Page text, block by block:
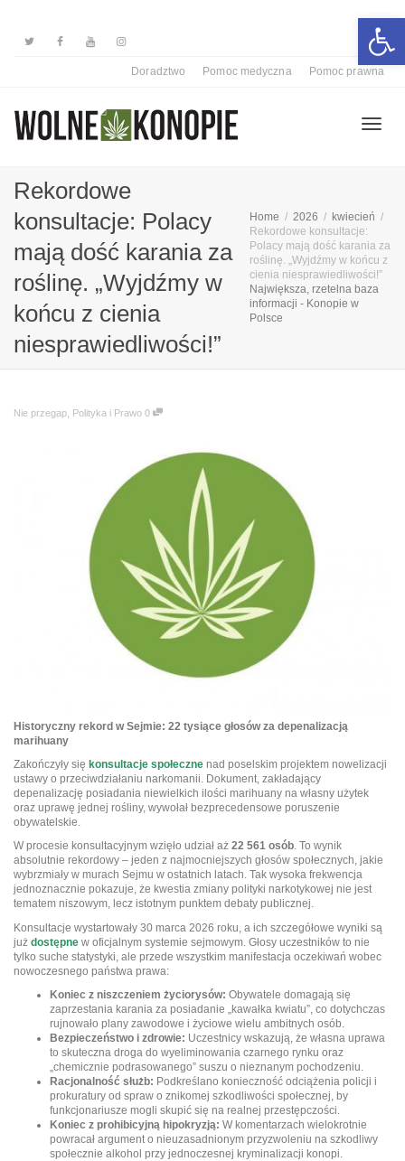
Doradztwo Pomoc medyczna Pomoc prawna
Rekordowe
konsultacje: Polacy
mają dość karania za
roślinę. „Wyjdźmy w
końcu z cienia
niesprawiedliwości!”
Home 2026
kwiecień
Rekordowe konsultacje:
Polacy mają dość karania za
roślinę. „Wyjdźmy w końcu z
cienia niesprawiedliwości!”
Największa, rzetelna baza
informacji - Konopie w
Polsce
Nie przegap Polityka i Prawo 0
Historyczny rekord w Sejmie: 22 tysiące głosów za depenalizacją
marihuany
Zakończyły się konsultacje społeczne nad poselskim projektem nowelizacji
ustawy o przeciwdziałaniu narkomanii. Dokument, zakładający
depenalizację posiadania niewielkich ilości marihuany na własny użytek
oraz uprawę jednej rośliny, wywołał bezprecedensowe poruszenie
obywatelskie.
W procesie konsultacyjnym wzięło udział aż 22 561 osób. To wynik
absolutnie rekordowy – jeden z najmocniejszych głosów społecznych, jakie
wybrzmiały w murach Sejmu w ostatnich latach. Tak wysoka frekwencja
jednoznacznie pokazuje, że kwestia zmiany polityki narkotykowej nie jest
tematem niszowym, lecz istotnym punktem debaty publicznej.
Konsultacje wystartowały 30 marca 2026 roku, a ich szczegółowe wyniki są
już dostępne w oficjalnym systemie sejmowym. Głosy uczestników to nie
tylko suche statystyki, ale przede wszystkim manifestacja oczekiwań wobec
nowoczesnego państwa prawa:
Koniec z niszczeniem życiorysów: Obywatele domagają się
zaprzestania karania za posiadanie „kawałka kwiatu”, co dotychczas
rujnowało plany zawodowe i życiowe wielu ambitnych osób.
Bezpieczeństwo i zdrowie: Uczestnicy wskazują, że własna uprawa
to skuteczna droga do wyeliminowania czarnego rynku oraz
„chemicznie podrasowanego” suszu o nieznanym pochodzeniu.
Racjonalność służb: Podkreślano konieczność odciążenia policji i
prokuratury od spraw o znikomej szkodliwości społecznej, by
funkcjonariusze mogli skupić się na realnej przestępczości.
Koniec z prohibicyjną hipokryzją: W komentarzach wielokrotnie
powracał argument o nieuzasadnionym przyzwoleniu na szkodliwy
społecznie alkohol przy jednoczesnej kryminalizacji konopi.